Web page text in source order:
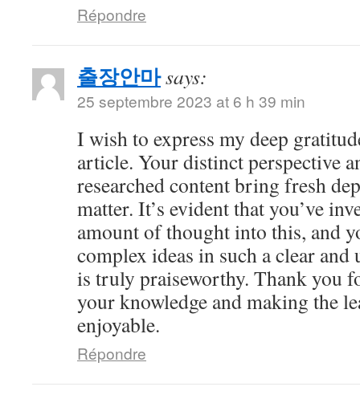
Répondre
출장안마says:
25 septembre 2023 at 6 h 39 min
I wish to express my deep
article. Your distinct perspective
researched content bring fresh
matter. It’s evident that you’ve
amount of thought into this, and
complex ideas in such a clear and
is truly praiseworthy. Thank you
your knowledge and making the
enjoyable.
Répondre